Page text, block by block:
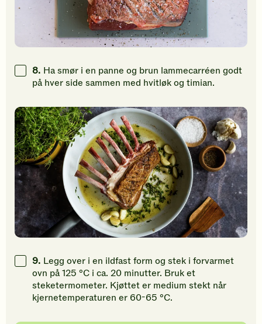
8. Ha smør i en panne og brun lammecarréen godt
på hver side sammen med hvitløk og timian.
9. Legg over i en ildfast form og stek i forvarmet
ovn på 125 °C i ca. 20 minutter. Bruk et
steketermometer. Kjøttet er medium stekt når
kjernetemperaturen er 60-65 °C.